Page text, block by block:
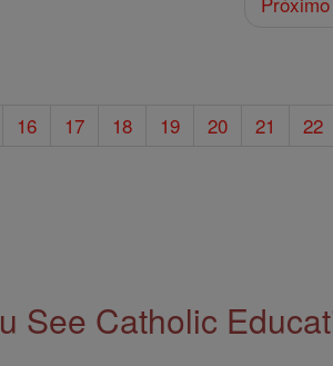
16 17 18 19 20 21 22
See Catholic